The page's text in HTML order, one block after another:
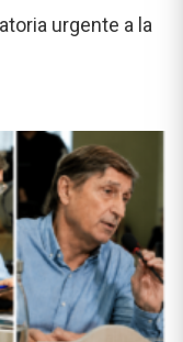
urgente a la